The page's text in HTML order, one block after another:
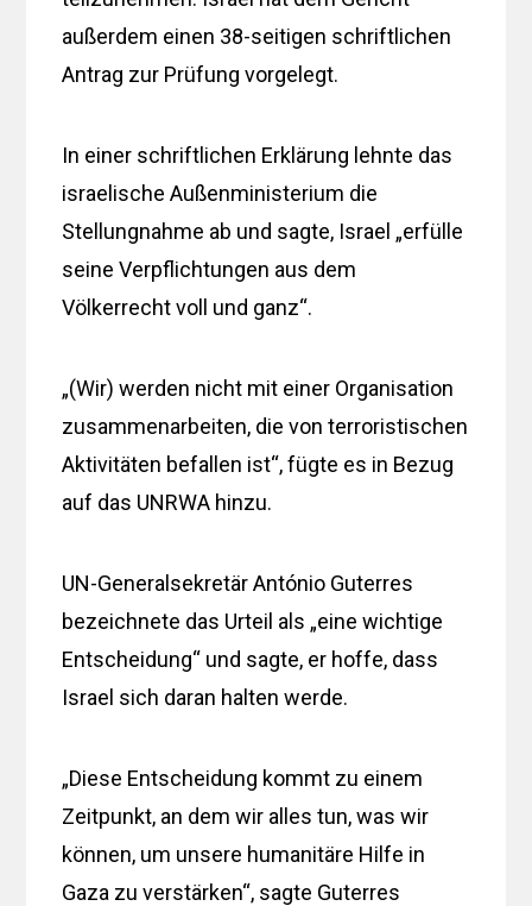
außerdem einen 38-seitigen schriftlichen
Antrag zur Prüfung vorgelegt.
In einer schriftlichen Erklärung lehnte das
israelische Außenministerium die
Stellungnahme ab und sagte, Israel „erfülle
seine Verpflichtungen aus dem
Völkerrecht voll und ganz“.
„(Wir) werden nicht mit einer Organisation
zusammenarbeiten, die von terroristischen
Aktivitäten befallen ist“, fügte es in Bezug
auf das UNRWA hinzu.
UN-Generalsekretär António Guterres
bezeichnete das Urteil als „eine wichtige
Entscheidung“ und sagte, er hoffe, dass
Israel sich daran halten werde.
„Diese Entscheidung kommt zu einem
Zeitpunkt, an dem wir alles tun, was wir
können, um unsere humanitäre Hilfe in
Gaza zu verstärken“, sagte Guterres